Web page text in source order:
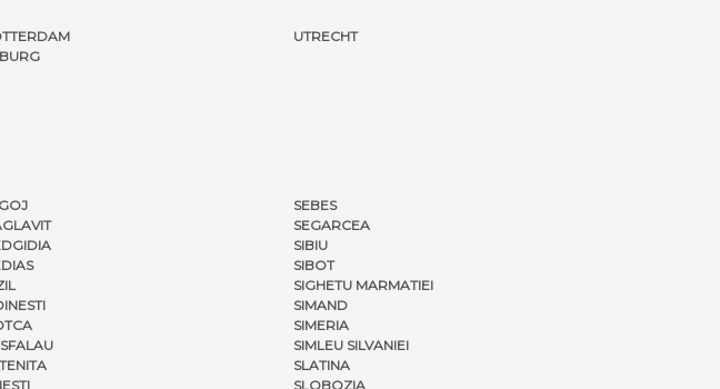
UTRECHT
SEBES
SEGARCEA
SIBIU
SIBOT
SIGHETU MARMATIEI
SIMAND
SIMERIA
SIMLEU SILVANIEI
SLATINA
SLOBOZIA